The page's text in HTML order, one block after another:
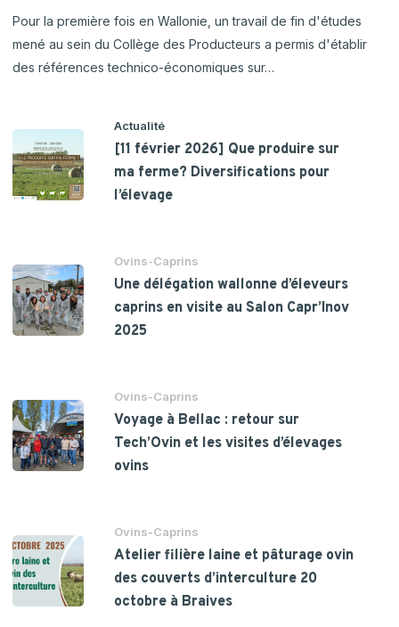
Pour la première fois en Wallonie, un travail de fin d'études
mené au sein du Collège des Producteurs a permis d'établir
des références technico-économiques sur…
Actualité
[11 février 2026] Que produire sur
ma ferme? Diversifications pour
l’élevage
Ovins-Caprins
Une délégation wallonne d’éleveurs
caprins en visite au Salon Capr’Inov
2025
Ovins-Caprins
Voyage à Bellac : retour sur
Tech’Ovin et les visites d’élevages
ovins
Ovins-Caprins
Atelier filière laine et pâturage ovin
des couverts d’interculture 20
octobre à Braives